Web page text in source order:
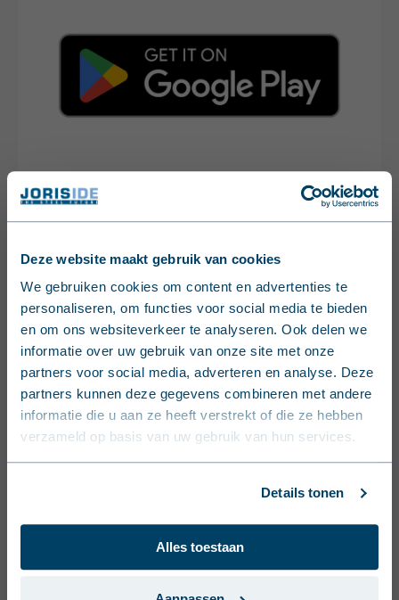
Deze website maakt gebruik van cookies
We gebruiken cookies om content en advertenties te
personaliseren, om functies voor social media te bieden
en om ons websiteverkeer te analyseren. Ook delen we
informatie over uw gebruik van onze site met onze
partners voor social media, adverteren en analyse. Deze
partners kunnen deze gegevens combineren met andere
informatie die u aan ze heeft verstrekt of die ze hebben
verzameld op basis van uw gebruik van hun services.
Details tonen
Alles toestaan
English (United Kingdom)
Nederlands (België)
Français (Belgique)
Nederlands (Nederland)
Deutsch (Deutschland)
Svenska (Sverige)
Português (Portugal)
Download voor Android
Gebruik de onderstaande link om de Joris Ide
Business Portal App op je Android-apparaat te
downloaden vanuit de Google Play Store.
Download Play Store